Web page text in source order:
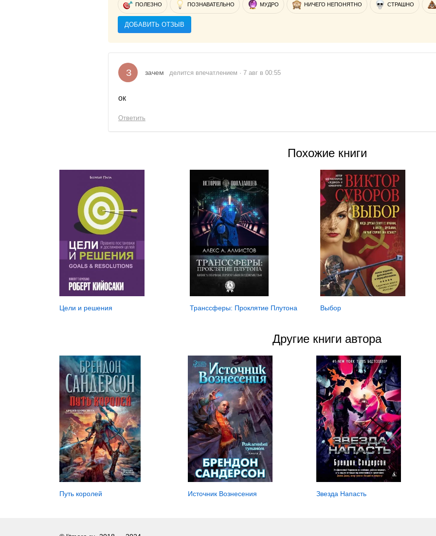
ПОЛЕЗНО ПОЗНАВАТЕЛЬНО МУДРО НИЧЕГО НЕПОНЯТНО СТРАШНО
ДОБАВИТЬ ОТЗЫВ
З зачем делится впечатлением · 7 авг в 00:55
ок
Ответить
Похожие книги
Цели и решения Транссферы: Проклятие Плутона Выбор
Другие книги автора
Путь королей Источник Вознесения Звезда Напасть